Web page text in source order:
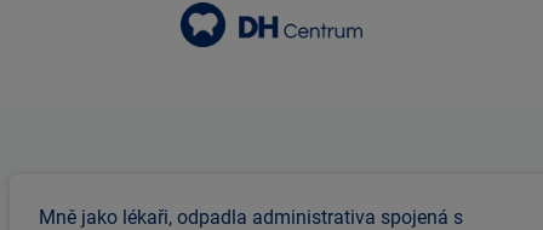
Mně jako lékaři, odpadla administrativa spojená s